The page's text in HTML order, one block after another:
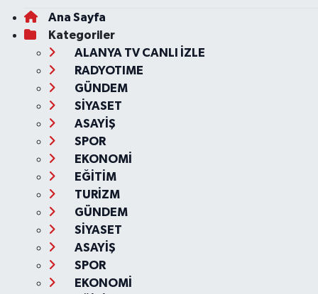
Ana Sayfa
Kategoriler
ALANYA TV CANLI İZLE
RADYOTIME
GÜNDEM
SİYASET
ASAYİŞ
SPOR
EKONOMİ
EĞİTİM
TURİZM
GÜNDEM
SİYASET
ASAYİŞ
SPOR
EKONOMİ